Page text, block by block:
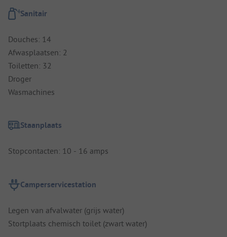
Sanitair
Douches: 14
Afwasplaatsen: 2
Toiletten: 32
Droger
Wasmachines
Staanplaats
Stopcontacten: 10 - 16 amps
Camperservicestation
Legen van afvalwater (grijs water)
Stortplaats chemisch toilet (zwart water)